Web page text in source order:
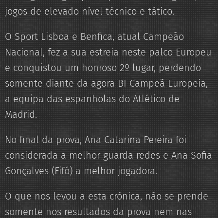
jogos de elevado nível técnico e tático.
O Sport Lisboa e Benfica, atual Campeão
Nacional, fez a sua estreia neste palco Europeu
e conquistou um honroso 2º lugar, perdendo
somente diante da agora BI Campeã Europeia,
a equipa das espanholas do Atlético de
Madrid.
No final da prova, Ana Catarina Pereira foi
considerada a melhor guarda redes e Ana Sofia
Gonçalves (Fifó) a melhor jogadora.
O que nos levou a esta crónica, não se prende
somente nos resultados da prova nem nas